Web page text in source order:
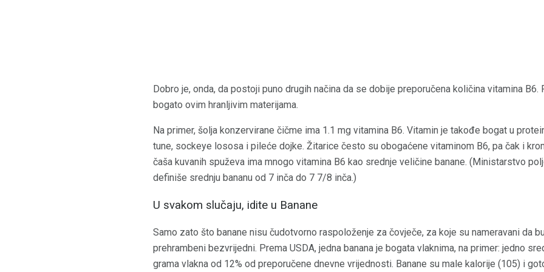
Dobro je, onda, da postoji puno drugih načina da se dobije preporučena količina vitamina B6.
bogato ovim hranljivim materijama.
Na primer, šolja konzervirane čičme ima 1.1 mg vitamina B6. Vitamin je takođe bogat u
tune, sockeye lososa i pileće dojke. Žitarice često su obogaćene vitaminom B6, pa čak i
čaša kuvanih spuževa ima mnogo vitamina B6 kao srednje veličine banane. (Ministarstvo
definiše srednju bananu od 7 inča do 7 7/8 inča.)
U svakom slučaju, idite u Banane
Samo zato što banane nisu čudotvorno raspoloženje za čovječe, za koje su nameravani da
prehrambeni bezvrijedni. Prema USDA, jedna banana je bogata vlaknima, na primer: jedno
grama vlakna od 12% od preporučene dnevne vrijednosti. Banane su male kalorije (105) i